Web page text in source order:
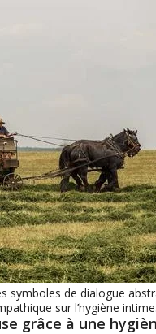
symboles de dialogue
sur l’hygiène intime.
grâce à une